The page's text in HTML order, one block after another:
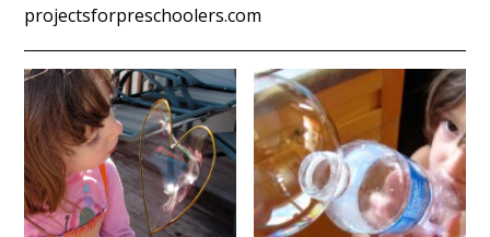
projectsforpreschoolers.com